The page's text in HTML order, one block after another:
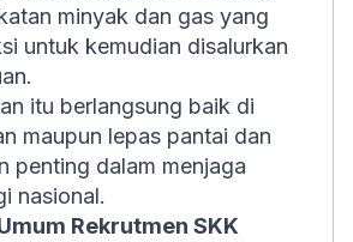
minyak dan gas yang
untuk kemudian disalurkan
itu berlangsung baik di
maupun lepas pantai dan
penting dalam menjaga
nasional.
Rekrutmen SKK